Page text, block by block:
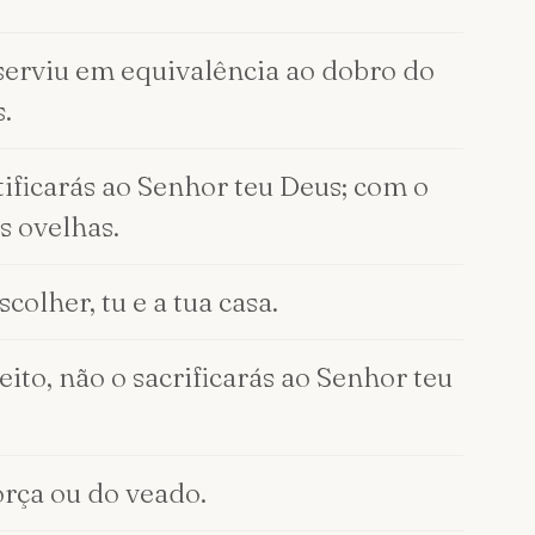
em equivalência ao dobro do
ao Senhor teu Deus; com o
ovelhas.
tu e a tua casa.
não o sacrificarás ao Senhor teu
ou do veado.